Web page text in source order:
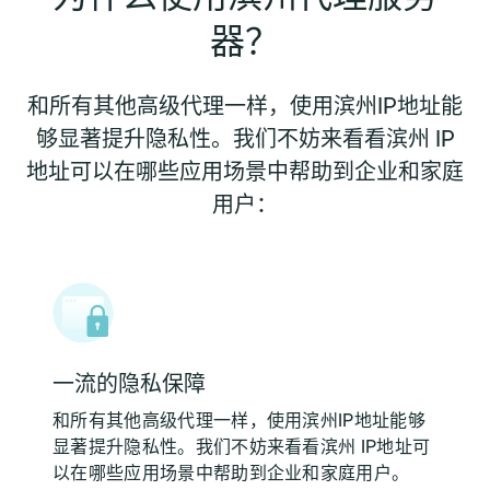
器？
和所有其他高级代理一样，使用滨州IP地址能
够显著提升隐私性。我们不妨来看看滨州 IP
地址可以在哪些应用场景中帮助到企业和家庭
用户：
一流的隐私保障
和所有其他高级代理一样，使用滨州IP地址能够
显著提升隐私性。我们不妨来看看滨州 IP地址可
以在哪些应用场景中帮助到企业和家庭用户。